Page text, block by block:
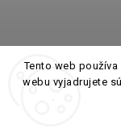
Tento web
webu vyjadrujete